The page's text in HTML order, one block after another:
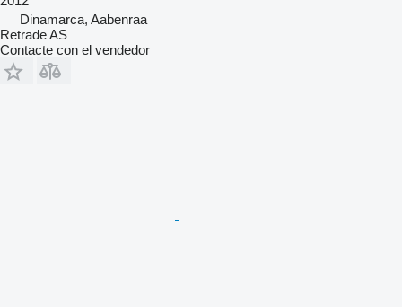
Dinamarca, Aabenraa
Retrade AS
Contacte con el vendedor